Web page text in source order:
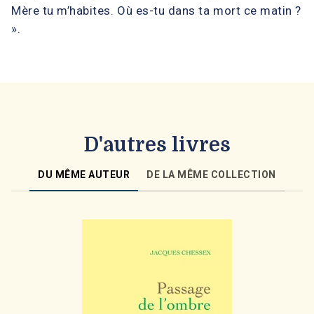
Mère tu m’habites. Où es-tu dans ta mort ce matin ?
».
D'autres livres
DU MÊME AUTEUR DE LA MÊME COLLECTION